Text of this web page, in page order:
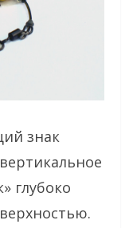
знак
глубоко